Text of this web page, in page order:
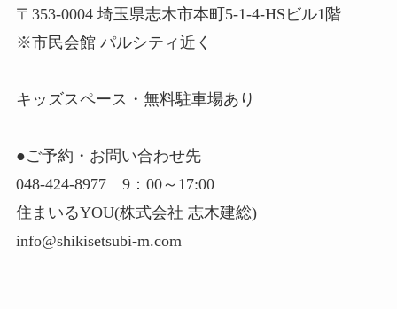
〒353-0004 埼玉県志木市本町5-1-4-HSビル1階
※市民会館 パルシティ近く
キッズスペース・無料駐車場あり
●ご予約・お問い合わせ先
048-424-8977 9：00～17:00
住まいるYOU(株式会社 志木建総)
info@shikisetsubi-m.com